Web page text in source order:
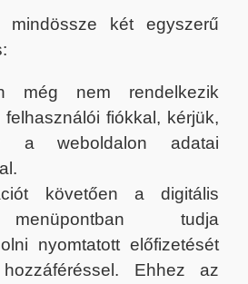
mindössze két egyszerű
még nem rendelkezik
felhasználói fiókkal, kérjük,
a weboldalon adatai
követően a digitális
tudja
nyomtatott előfizetését
Ehhez az